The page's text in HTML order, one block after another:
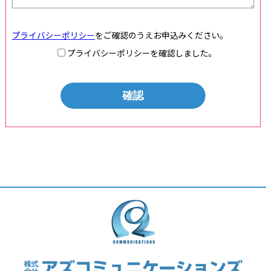
プライバシーポリシーをご確認のうえお申込みください。
プライバシーポリシーを確認しました。